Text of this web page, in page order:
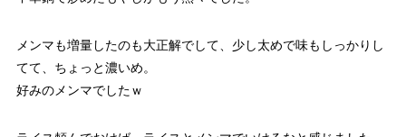
メンマも増量したのも大正解でして、少し太めで味もしっかりし
てて、ちょっと濃いめ。
好みのメンマでしたｗ